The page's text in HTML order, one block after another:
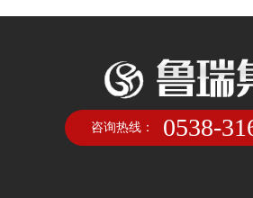
咨询热线： 0538-